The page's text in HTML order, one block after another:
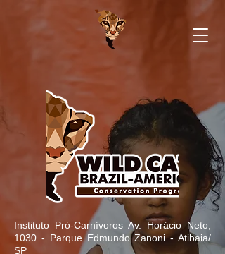
Instituto Pró-Carnívoros Av. Horácio Neto,
1030 - Parque Edmundo Zanoni - Atibaia/
SP